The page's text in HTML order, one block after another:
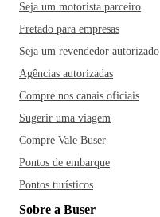
Seja um motorista parceiro
Fretado para empresas
Seja um revendedor autorizado
Agências autorizadas
Compre nos canais oficiais
Sugerir uma viagem
Compre Vale Buser
Pontos de embarque
Pontos turísticos
Sobre a Buser